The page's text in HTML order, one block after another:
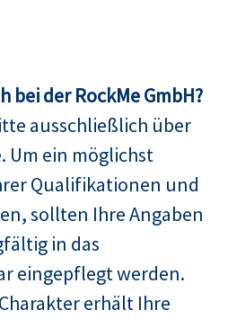
bei der RockMe GmbH?
ausschließlich über
Um ein möglichst
Qualifikationen und
sollten Ihre Angaben
in das
eingepflegt werden.
erhält Ihre